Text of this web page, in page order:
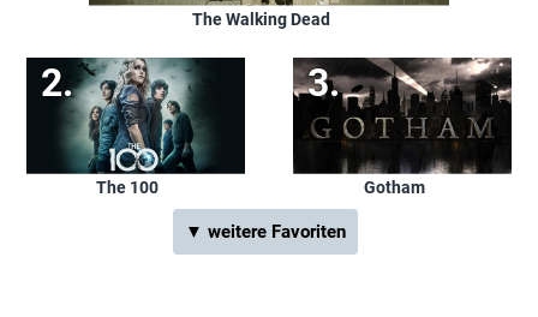
The Walking Dead
The 100 Gotham
▼ weitere Favoriten